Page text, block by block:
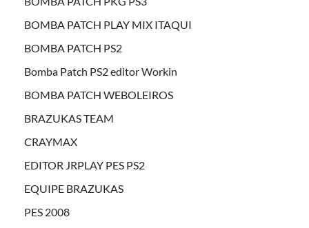
BOMBA PATCH PLAY MIX ITAQUI
BOMBA PATCH PS2
Bomba Patch PS2 editor Workin
BOMBA PATCH WEBOLEIROS
BRAZUKAS TEAM
CRAYMAX
EDITOR JRPLAY PES PS2
EQUIPE BRAZUKAS
PES 2008